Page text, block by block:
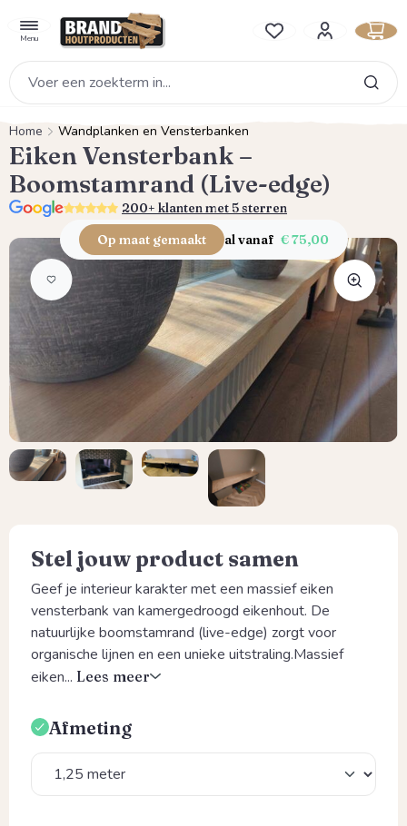
Menu Je hebt 0 items op je
Home Wandplanken en Vensterbanken
Eiken Vensterbank –
Boomstamrand (Live-edge)
5.0 200+ klanten met 5 sterren
Afbeeldingengalerij overslaan
Op maat gemaakt al vanaf € 75,00
Stel jouw product samen
Geef je interieur karakter met een massief eiken
vensterbank van kamergedroogd eikenhout. De
natuurlijke boomstamrand (live-edge) zorgt voor
organische lijnen en een unieke uitstraling.Massief
eiken... Lees meer
Selecteer
Afmeting